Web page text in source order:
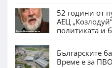
52 години от
АЕЦ
политиката и
Българските
Време е за